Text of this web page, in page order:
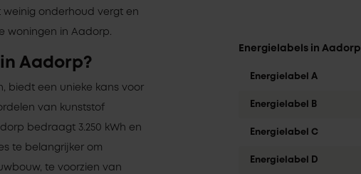
onderhoud vergt en
in Aadorp.
Aadorp?
biedt een unieke kans voor
van kunststof
bedraagt 3.250 kWh en
te belangrijker om
te voorzien van
Energielabels in Aadorp
Energielabel A
Energielabel B
Energielabel C
Energielabel D